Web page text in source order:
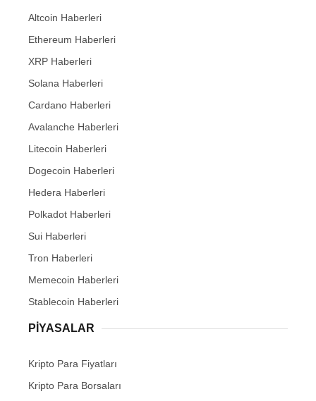
Altcoin Haberleri
Ethereum Haberleri
XRP Haberleri
Solana Haberleri
Cardano Haberleri
Avalanche Haberleri
Litecoin Haberleri
Dogecoin Haberleri
Hedera Haberleri
Polkadot Haberleri
Sui Haberleri
Tron Haberleri
Memecoin Haberleri
Stablecoin Haberleri
PIYASALAR
Kripto Para Fiyatları
Kripto Para Borsaları